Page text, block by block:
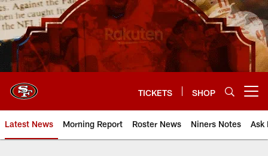
Skip
to
main
content
TICKETS SHOP
Latest News Morning Report Roster News Niners Notes Ask